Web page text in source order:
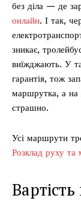
без діла — де
онлайн. І так,
зникає,
виїжджають. У
гарантія, тож
маршрутка, а на
страшно.
Усі маршрути
Розклад руху